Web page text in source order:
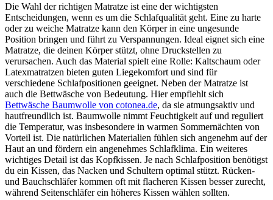
Die Wahl der richtigen Matratze ist eine der wichtigsten
Entscheidungen, wenn es um die Schlafqualität geht. Eine zu harte
oder zu weiche Matratze kann den Körper in eine ungesunde
Position bringen und führt zu Verspannungen. Ideal eignet sich eine
Matratze, die deinen Körper stützt, ohne Druckstellen zu
verursachen. Auch das Material spielt eine Rolle: Kaltschaum oder
Latexmatratzen bieten guten Liegekomfort und sind für
verschiedene Schlafpositionen geeignet. Neben der Matratze ist
auch die Bettwäsche von Bedeutung. Hier empfiehlt sich
Bettwäsche Baumwolle von cotonea.de, da sie atmungsaktiv und
hautfreundlich ist. Baumwolle nimmt Feuchtigkeit auf und reguliert
die Temperatur, was insbesondere in warmen Sommernächten von
Vorteil ist. Die natürlichen Materialien fühlen sich angenehm auf der
Haut an und fördern ein angenehmes Schlafklima. Ein weiteres
wichtiges Detail ist das Kopfkissen. Je nach Schlafposition benötigst
du ein Kissen, das Nacken und Schultern optimal stützt. Rücken-
und Bauchschläfer kommen oft mit flacheren Kissen besser zurecht,
während Seitenschläfer ein höheres Kissen wählen sollten.